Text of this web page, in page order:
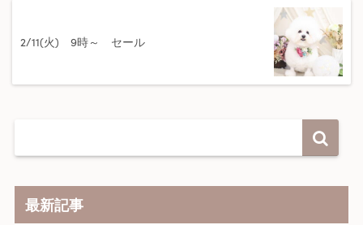
2/11(火) 9時～ セール
最新記事